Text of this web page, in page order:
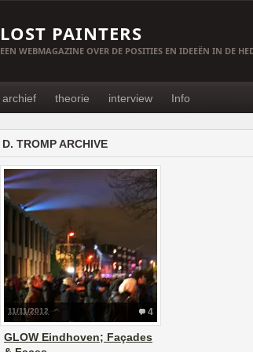
LOST PAINTERS
EEN WEBMAGAZINE OVER DE POSITIES EN IDEEËN IN DE
archief theorie interview Info
D. TROMP ARCHIVE
4
11/11/2012
GLOW Eindhoven; Façades